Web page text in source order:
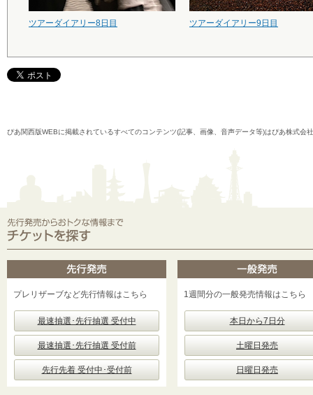
ツアーダイアリー8日目 ツアーダイアリー9日目
ぴあ関西版WEBに掲載されているすべてのコンテンツ(記事、画像、音声データ等)はぴあ株式会
プレリザーブなど先行情報はこちら
最速抽選･先行抽選 受付中
最速抽選･先行抽選 受付前
先行先着 受付中･受付前
1週間分の一般発売情報はこちら
本日から7日分
土曜日発売
日曜日発売